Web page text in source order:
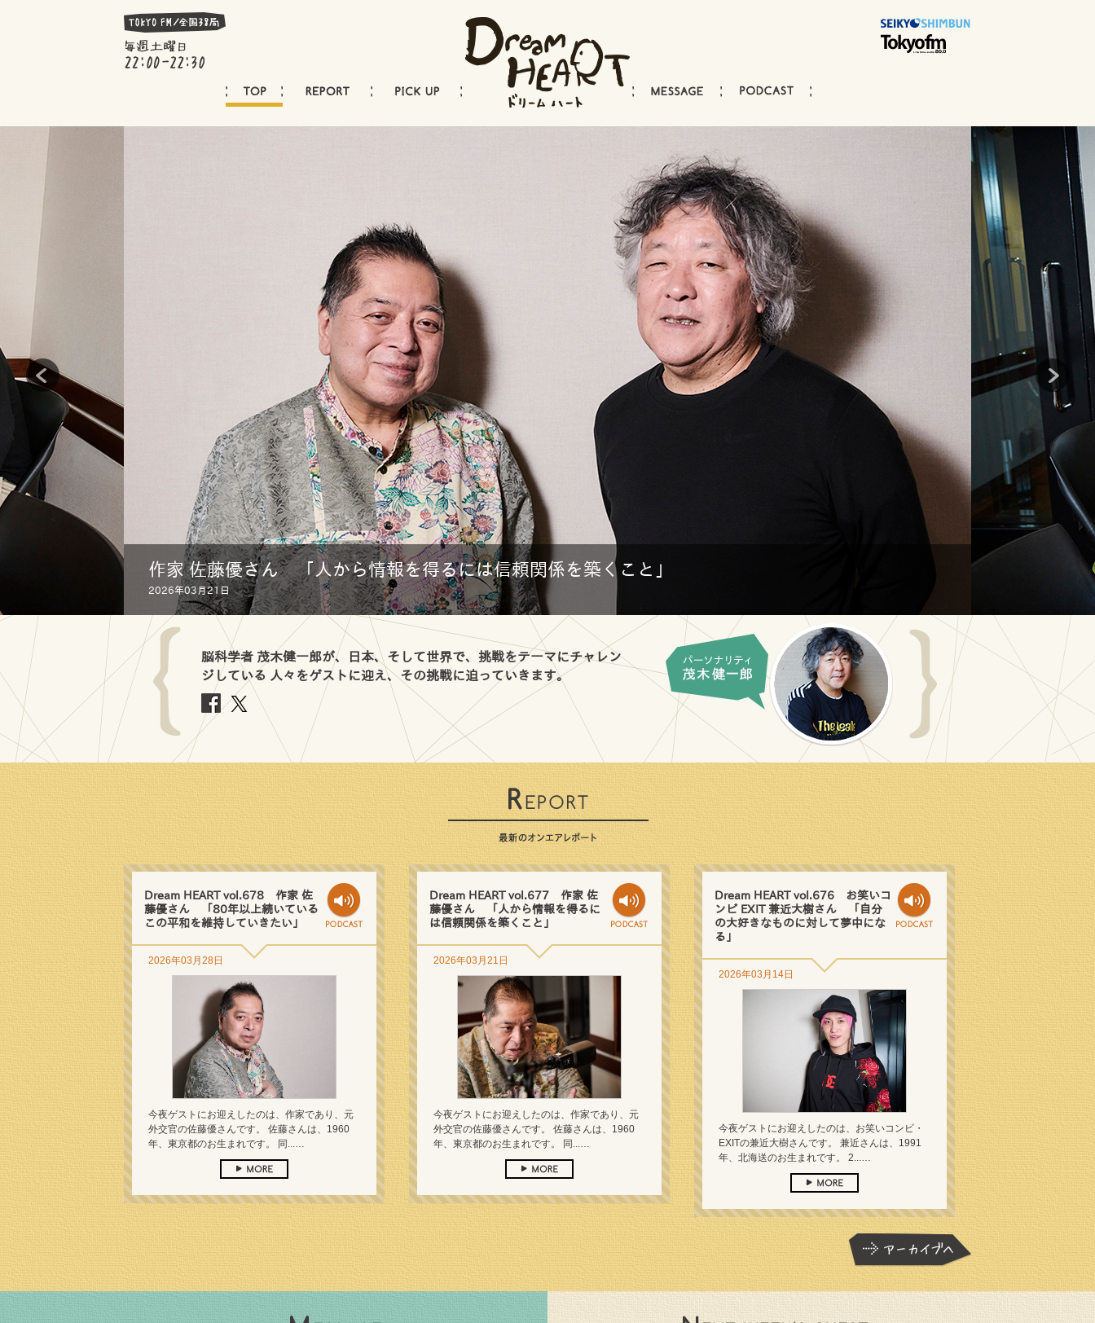
作家 佐藤優さん 「人から情報を得るには信頼関係を築くこと」
2026年03月21日
脳科学者 茂木健一郎が、日本、そして世界で、挑戦をテーマにチャレン
ジしている 人々をゲストに迎え、その挑戦に迫っていきます。
Dream HEART vol.678 作家 佐
藤優さん 「80年以上続いている
この平和を維持していきたい」
2026年03月28日
今夜ゲストにお迎えしたのは、作家であり、元
外交官の佐藤優さんです。 佐藤さんは、1960
年、東京都のお生まれです。 同...…
Dream HEART vol.677 作家 佐
藤優さん 「人から情報を得るに
は信頼関係を築くこと」
2026年03月21日
今夜ゲストにお迎えしたのは、作家であり、元
外交官の佐藤優さんです。 佐藤さんは、1960
年、東京都のお生まれです。 同...…
Dream HEART vol.676 お笑いコ
ンビ EXIT 兼近大樹さん 「自分
の大好きなものに対して夢中にな
る」
2026年03月14日
今夜ゲストにお迎えしたのは、お笑いコンビ・
EXITの兼近大樹さんです。 兼近さんは、1991
年、北海送のお生まれです。 2...…